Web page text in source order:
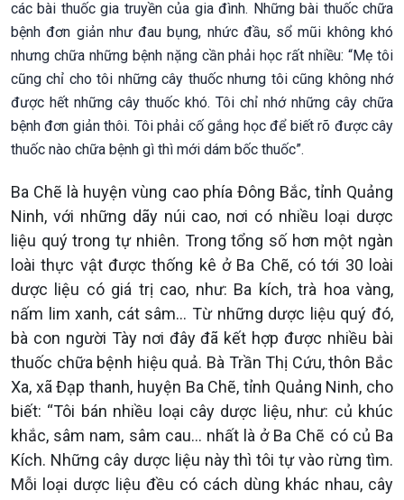
các bài thuốc gia truyền của gia đình. Những bài thuốc chữa
bệnh đơn giản như đau bụng, nhức đầu, sổ mũi không khó
nhưng chữa những bệnh nặng cần phải học rất nhiều: “Mẹ tôi
cũng chỉ cho tôi những cây thuốc nhưng tôi cũng không nhớ
được hết những cây thuốc khó. Tôi chỉ nhớ những cây chữa
bệnh đơn giản thôi. Tôi phải cố gắng học để biết rõ được cây
thuốc nào chữa bệnh gì thì mới dám bốc thuốc”.
Ba Chẽ là huyện vùng cao phía Đông Bắc, tỉnh Quảng
Ninh, với những dãy núi cao, nơi có nhiều loại dược
liệu quý trong tự nhiên. Trong tổng số hơn một ngàn
loài thực vật được thống kê ở Ba Chẽ, có tới 30 loài
dược liệu có giá trị cao, như: Ba kích, trà hoa vàng,
nấm lim xanh, cát sâm… Từ những dược liệu quý đó,
bà con người Tày nơi đây đã kết hợp được nhiều bài
thuốc chữa bệnh hiệu quả. Bà Trần Thị Cứu, thôn Bắc
Xa, xã Đạp thanh, huyện Ba Chẽ, tỉnh Quảng Ninh, cho
biết: “Tôi bán nhiều loại cây dược liệu, như: củ khúc
khắc, sâm nam, sâm cau... nhất là ở Ba Chẽ có củ Ba
Kích. Những cây dược liệu này thì tôi tự vào rừng tìm.
Mỗi loại dược liệu đều có cách dùng khác nhau, cây